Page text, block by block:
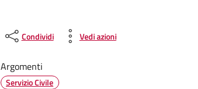
Condividi Vedi azioni
Argomenti
Servizio Civile